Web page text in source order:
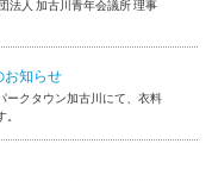
法人 加古川青年会議所 理事
お知らせ
ークタウン加古川にて、衣料